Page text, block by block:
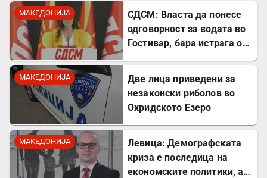
МАКЕДОНИЈА
СДСМ: Власта да понесе
одговорност за водата во
Гостивар, бара истрага од
МАКЕДОНИЈА
Две лица приведени за
незаконски риболов во
Охридското Езеро
МАКЕДОНИЈА
Левица: Демографската
криза е последица на
економските политики, а